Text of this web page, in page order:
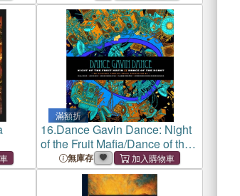
滿額折
16.Dance Gavin Dance: Night
of the Fruit Mafia/Dance of the
Robot無庫存